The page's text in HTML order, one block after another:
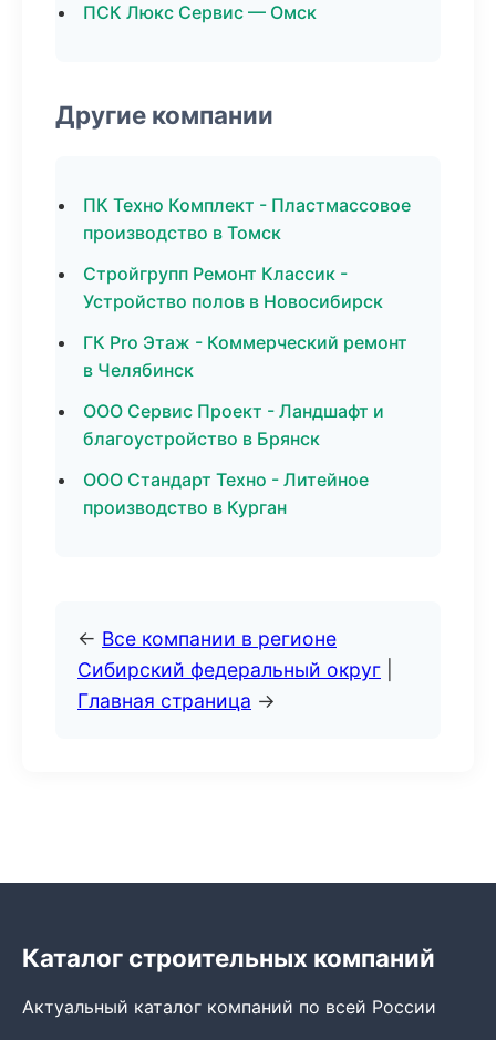
ПСК Люкс Сервис — Омск
Другие компании
ПК Техно Комплект - Пластмассовое
производство в Томск
Стройгрупп Ремонт Классик -
Устройство полов в Новосибирск
ГК Pro Этаж - Коммерческий ремонт
в Челябинск
ООО Сервис Проект - Ландшафт и
благоустройство в Брянск
ООО Стандарт Техно - Литейное
производство в Курган
← Все компании в регионе
Сибирский федеральный округ
Главная страница →
Каталог строительных компаний
Актуальный каталог компаний по всей России